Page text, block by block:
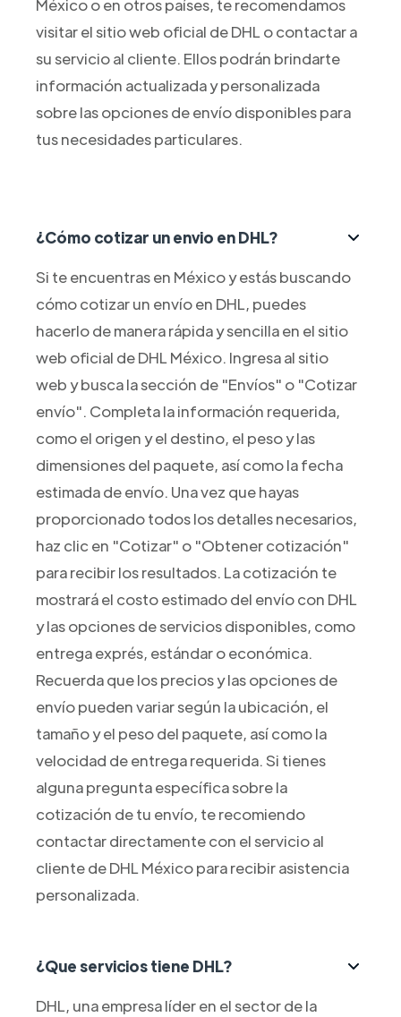
México o en otros países, te recomendamos
visitar el sitio web oficial de DHL o contactar a
su servicio al cliente. Ellos podrán brindarte
información actualizada y personalizada
sobre las opciones de envío disponibles para
tus necesidades particulares.
¿Cómo cotizar un envio en DHL?
Si te encuentras en México y estás buscando
cómo cotizar un envío en DHL, puedes
hacerlo de manera rápida y sencilla en el sitio
web oficial de DHL México. Ingresa al sitio
web y busca la sección de "Envíos" o "Cotizar
envío". Completa la información requerida,
como el origen y el destino, el peso y las
dimensiones del paquete, así como la fecha
estimada de envío. Una vez que hayas
proporcionado todos los detalles necesarios,
haz clic en "Cotizar" o "Obtener cotización"
para recibir los resultados. La cotización te
mostrará el costo estimado del envío con DHL
y las opciones de servicios disponibles, como
entrega exprés, estándar o económica.
Recuerda que los precios y las opciones de
envío pueden variar según la ubicación, el
tamaño y el peso del paquete, así como la
velocidad de entrega requerida. Si tienes
alguna pregunta específica sobre la
cotización de tu envío, te recomiendo
contactar directamente con el servicio al
cliente de DHL México para recibir asistencia
personalizada.
¿Que servicios tiene DHL?
DHL, una empresa líder en el sector de la